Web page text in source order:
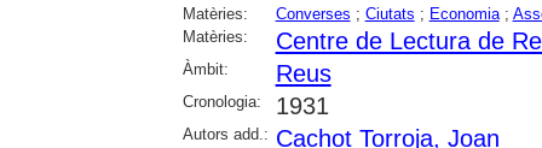
Matèries: Converses ; Ciutats ; Economia;
Matèries:
Centre de Lectura de
Àmbit: Reus
Cronologia: 1931
Autors add.: Cachot Torroja, Joan